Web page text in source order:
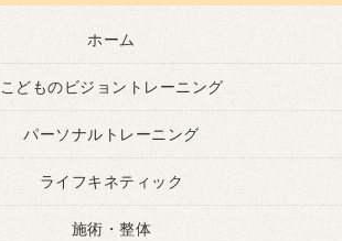
ホーム
こどものビジョントレーニング
パーソナルトレーニング
ライフキネティック
施術・整体